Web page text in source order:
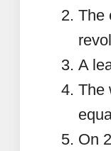
The
A
The
On